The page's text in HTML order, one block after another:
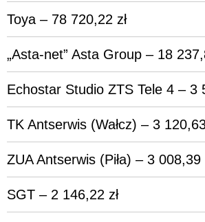
Toya – 78 720,22 zł
„Asta-net” Asta Group – 18
Echostar Studio ZTS Tele 4 – 3
TK Antserwis (Wałcz) – 3
ZUA Antserwis (Piła) – 3 008,39
SGT – 2 146,22 zł